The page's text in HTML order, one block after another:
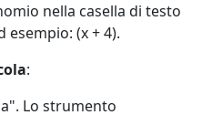
nella casella di testo
esempio: (x + 4).
:
Lo strumento